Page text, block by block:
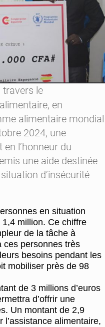
travers le
en
alimentaire mondial
2024, une
l’honneur du
une aide destinée
d’insécurité
en situation
1,4 million. Ce chiffre
de la tâche à
ces personnes très
besoins pendant les
mobiliser près de 98
de 3 millions d’euros
d’offrir une
Un montant de 2,9
l’assistance alimentaire,